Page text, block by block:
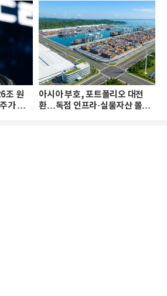
조 원
가 하
아시아 부호, 포트폴리오 대전
환…독점 인프라·실물자산 몰린